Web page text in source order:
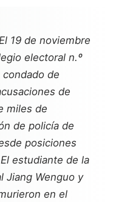
19 de noviembre
electoral n.º
de
de
miles de
de policía de
posiciones
estudiante de la
Jiang Wenguo y
en el